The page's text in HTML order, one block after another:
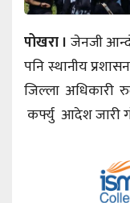
पोखरा । जेनजी
पनि स्थानीय
जिल्ला अधिकारी
कर्फ्यु आदेश जारी